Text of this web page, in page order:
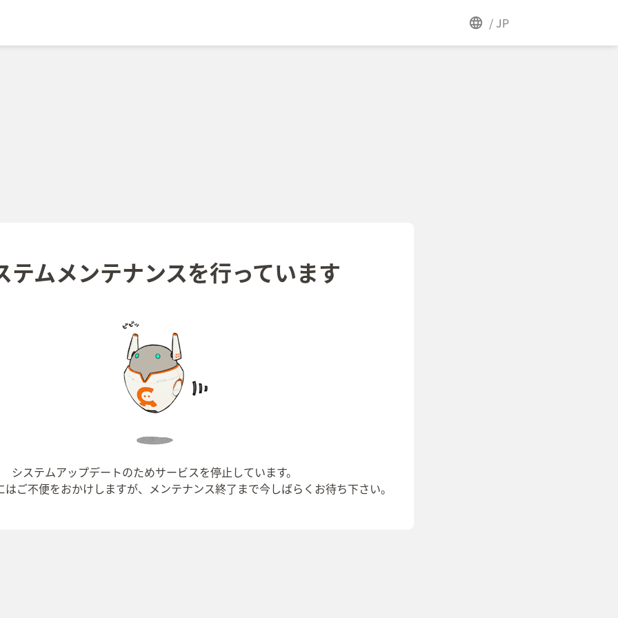
/ JP
テムメンテナンスを行っています
システムアップデートのためサービスを停止しています。
ご不便をおかけしますが、メンテナンス終了まで今しばらくお待ち下さい。